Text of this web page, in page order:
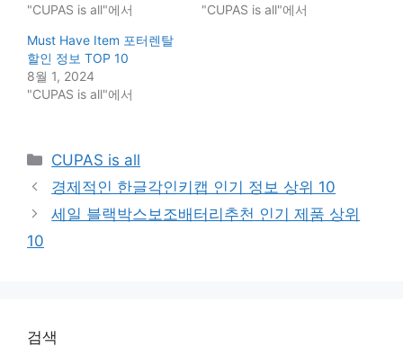
"CUPAS is all"에서
"CUPAS is all"에서
Must Have Item 포터렌탈
할인 정보 TOP 10
8월 1, 2024
"CUPAS is all"에서
Categories
CUPAS is all
경제적인 한글각인키캡 인기 정보 상위 10
세일 블랙박스보조배터리추천 인기 제품 상위
10
검색